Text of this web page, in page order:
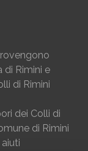
di Rimini e
di Rimini
dei Colli di
di Rimini